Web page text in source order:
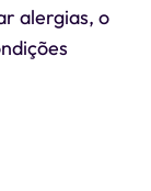
alergias, o